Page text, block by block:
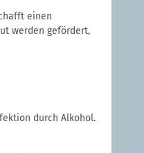
einen
werden gefördert,
durch Alkohol.